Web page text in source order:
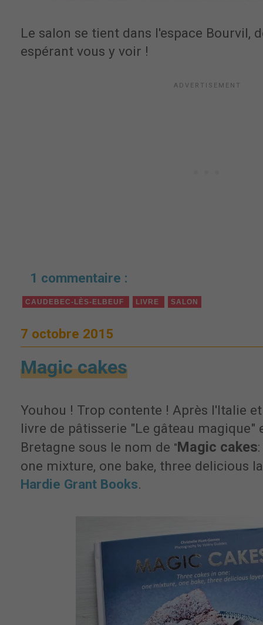
Le salon se tient dans l'espace Bourvil,
espérant vous y voir !
1 commentaire :
CAUDEBEC-LÈS-ELBEUF LIVRE SALON
7 octobre 2015
Magic cakes
Youhou ! Trop contente ! Après l'Italie
livre de pâtisserie "Le gâteau magique"
Bretagne sous le nom de "Magic cakes
one mixture, one bake, three delicious
Hardie Grant Books.